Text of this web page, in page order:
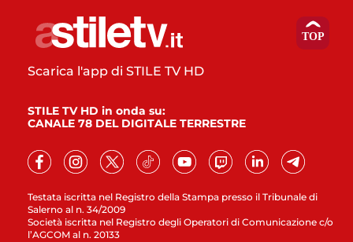
Testata iscritta nel Registro della Stampa presso il Tribunale di
Salerno al n. 34/2009
Società iscritta nel Registro degli Operatori di Comunicazione c/o
l’AGCOM al n. 20133
Scarica l'app di STILE TV HD
STILE TV HD in onda su:
CANALE 78 DEL DIGITALE TERRESTRE